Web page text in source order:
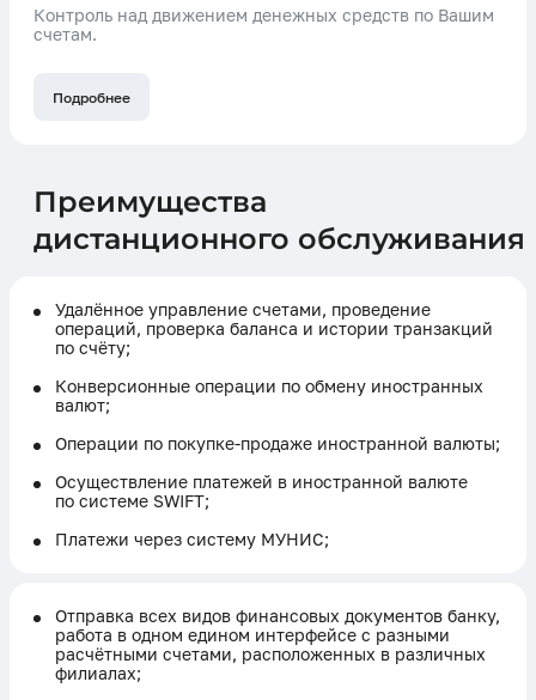
Контроль над движением денежных средств по Вашим
счетам.
Подробнее
Преимущества
дистанционного обслуживания
Удалённое управление счетами, проведение
операций, проверка баланса и истории транзакций
по счёту;
Конверсионные операции по обмену иностранных
валют;
Операции по покупке-продаже иностранной валюты;
Осуществление платежей в иностранной валюте
по системе SWIFT;
Платежи через систему МУНИС;
Отправка всех видов финансовых документов банку,
работа в одном едином интерфейсе с разными
расчётными счетами, расположенных в различных
филиалах;